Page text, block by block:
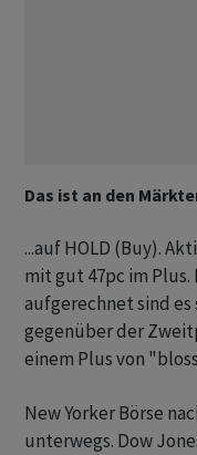
Das ist an den
...auf HOLD (Buy).
mit gut 47pc im
aufgerechnet sind es
gegenüber der
einem Plus von
New Yorker Börse
unterwegs. Dow